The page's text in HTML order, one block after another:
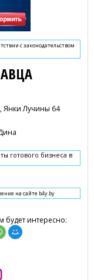
с законодательством
Янки Лучины 64
готового бизнеса в
на сайте b4y.by
будет интересно: